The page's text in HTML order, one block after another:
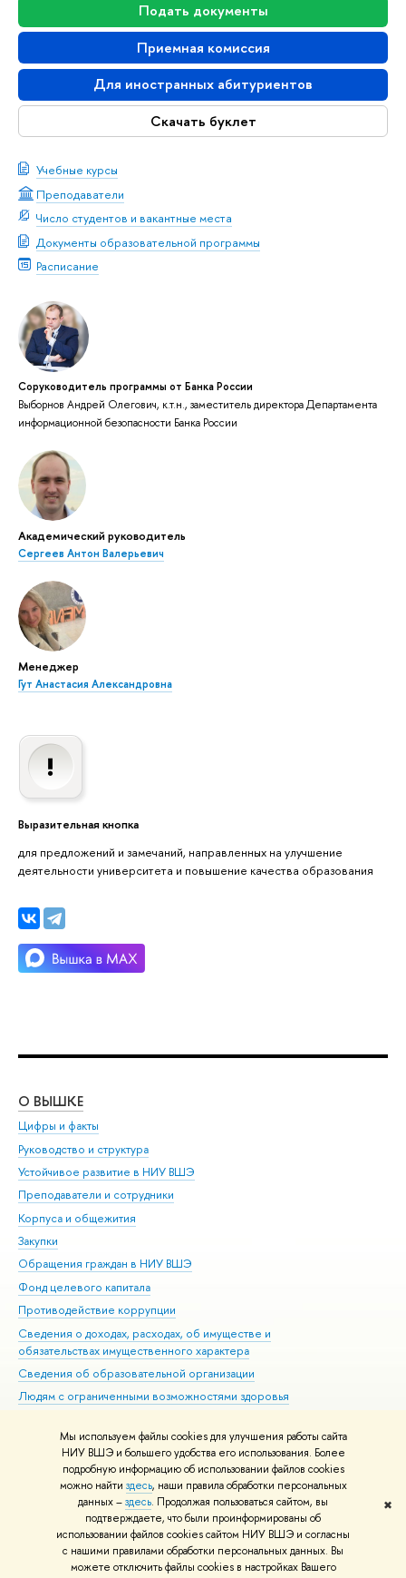
Мы используем файлы cookies для улучшения работы сайта
НИУ ВШЭ и большего удобства его использования. Более
подробную информацию об использовании файлов cookies
можно найти здесь, наши правила обработки персональных
данных –здесь. Продолжая пользоваться сайтом, вы
подтверждаете, что были проинформированы об
использовании файлов cookies сайтом НИУ ВШЭ и согласны
с нашими правилами обработки персональных данных. Вы
можете отключить файлы cookies в настройках Вашего
✖
Подать документы
Приемная комиссия
Для иностранных абитуриентов
Скачать буклет
Учебные курсы
Преподаватели
Число студентов и вакантные места
Документы образовательной программы
Расписание
Соруководитель программы от Банка России
Выборнов Андрей Олегович, к.т.н., заместитель директора Департамента
информационной безопасности Банка России
Академический руководитель
Сергеев Антон Валерьевич
Менеджер
Гут Анастасия Александровна
Выразительная кнопка
для предложений и замечаний, направленных на улучшение
деятельности университета и повышение качества образования
О ВЫШКЕ
Цифры и факты
Руководство и структура
Устойчивое развитие в НИУ ВШЭ
Преподаватели и сотрудники
Корпуса и общежития
Закупки
Обращения граждан в НИУ ВШЭ
Фонд целевого капитала
Противодействие коррупции
Сведения о доходах, расходах, об имуществе и
обязательствах имущественного характера
Сведения об образовательной организации
Людям с ограниченными возможностями здоровья
Работа в Вышке
© НИУ ВШЭ 1993–2026 Адреса и контакты Условия использования
материалов Политика конфиденциальности Карта сайта
Шрифты HSE Sans и HSE Slab разработаны вШколе дизайна НИУ ВШЭ